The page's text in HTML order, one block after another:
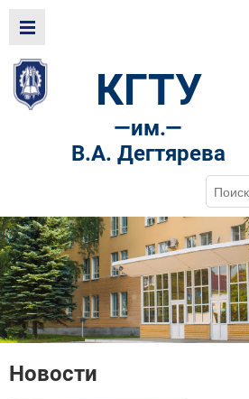
КГТУ
—им.—
В.А. Дегтярева
Новости